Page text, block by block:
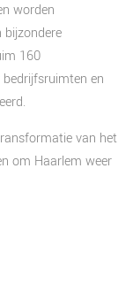
worden
bijzondere
160
en
van het
om Haarlem weer